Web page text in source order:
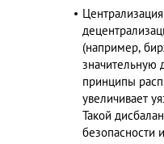
(например,
значительную
принципы
увеличивает
Такой
безопасности